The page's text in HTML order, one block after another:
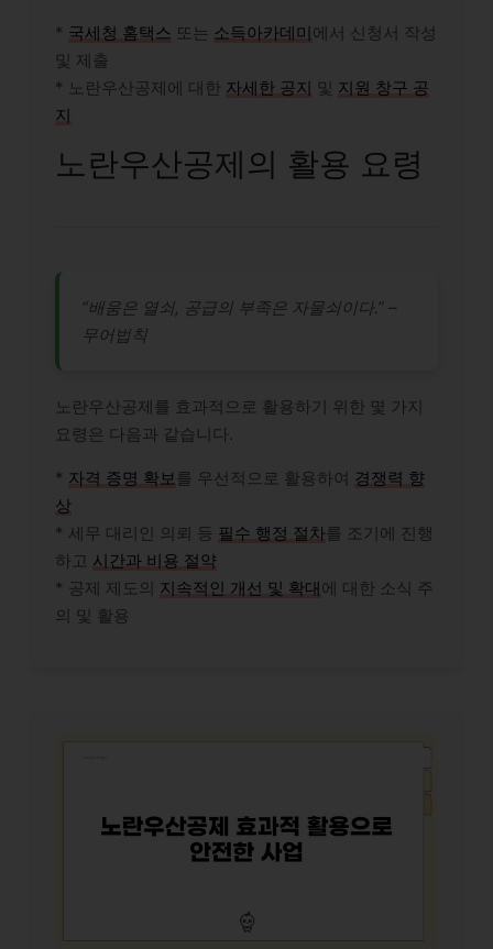
* 국세청 홈택스 또는 소득아카데미에서 신청서 작성
및 제출
* 노란우산공제에 대한 자세한 공지 및 지원 창구 공
지
노란우산공제의 활용 요령
“배움은 열쇠, 공급의 부족은 자물쇠이다.” –
무어법칙
노란우산공제를 효과적으로 활용하기 위한 몇 가지
요령은 다음과 같습니다.
* 자격 증명 확보 를 우선적으로 활용하여 경쟁력 향
상
* 세무 대리인 의뢰 등 필수 행정 절차를 조기에 진행
하고 시간과 비용 절약
* 공제 제도의 지속적인 개선 및 확대에 대한 소식 주
의 및 활용